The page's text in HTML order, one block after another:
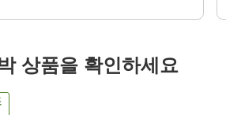
상품을 확인하세요